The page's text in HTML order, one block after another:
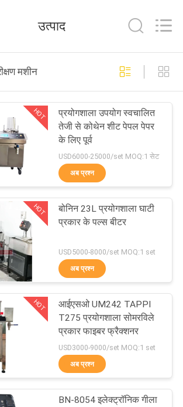
मशीन
71
परीक्षक
42
उपकरण
111
उत्पाद
मशीन
HOT
प्रयोगशाला उपयोग स्वचालित
तेजी से कोथेन शीट पेपल पेपर
के लिए पूर्व
USD6000-25000/set MOQ:1 सेट
अब प्रश्न
HOT
बोनिन 23L प्रयोगशाला घाटी
प्रकार के पल्स बीटर
USD5000-8000/set MOQ:1 set
अब प्रश्न
HOT
आईएसओ UM242 TAPPI
T275 प्रयोगशाला सोमरविले
प्रकार फाइबर फ्रैक्शनर
USD3000-9000/set MOQ:1 set
अब प्रश्न
BN-8054 इलेक्ट्रॉनिक गीला